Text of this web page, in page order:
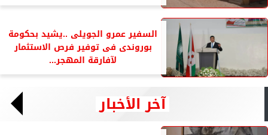
السفير عمرو الجويلى ..يشيد بحكومة
بوروندى فى توفير فرص الاستثمار
لآفارقة المهجر...
آخر الأخبار